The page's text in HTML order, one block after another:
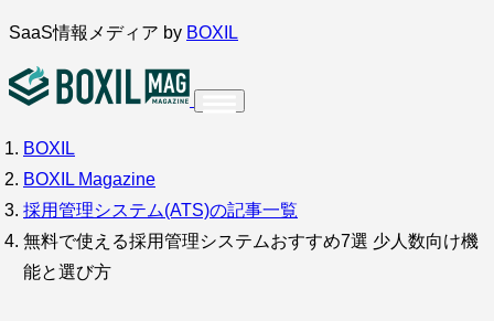
内
を
キ
ッ
プ
SaaS情報メディア by BOXIL
インタビュー
サービス比較 キーワードから探す
SaaS情報メディア by
BOXIL
BOXIL Magazine
採用管理システム(ATS)の記事一覧
無料で使える採用管理システムおすすめ7選 少人数向け機
能と選び方